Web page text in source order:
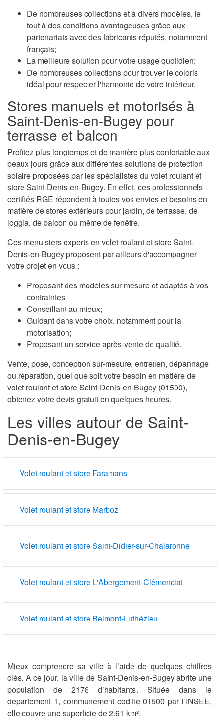
De nombreuses collections et à divers modèles, le
tout à des conditions avantageuses grâce aux
partenariats avec des fabricants réputés, notamment
français;
La meilleure solution pour votre usage quotidien;
De nombreuses collections pour trouver le coloris
idéal pour respecter l'harmonie de votre intérieur.
Stores manuels et motorisés à
Saint-Denis-en-Bugey pour
terrasse et balcon
Profitez plus longtemps et de manière plus confortable aux
beaux jours grâce aux différentes solutions de protection
solaire proposées par les spécialistes du volet roulant et
store Saint-Denis-en-Bugey. En effet, ces professionnels
certifiés RGE répondent à toutes vos envies et besoins en
matière de stores extérieurs pour jardin, de terrasse, de
loggia, de balcon ou même de fenêtre.
Ces menuisiers experts en volet roulant et store Saint-
Denis-en-Bugey proposent par ailleurs d'accompagner
votre projet en vous :
Proposant des modèles sur-mesure et adaptés à vos
contraintes;
Conseillant au mieux;
Guidant dans votre choix, notamment pour la
motorisation;
Proposant un service après-vente de qualité.
Vente, pose, conception sur-mesure, entretien, dépannage
ou réparation, quel que soit votre besoin en matière de
volet roulant et store Saint-Denis-en-Bugey (01500),
obtenez votre devis gratuit en quelques heures.
Les villes autour de Saint-
Denis-en-Bugey
Volet roulant et store Faramans
Volet roulant et store Marboz
Volet roulant et store Saint-Didier-sur-Chalaronne
Volet roulant et store L'Abergement-Clémenciat
Volet roulant et store Belmont-Luthézieu
Mieux comprendre sa ville à l’aide de quelques chiffres
clés. A ce jour, la ville de Saint-Denis-en-Bugey abrite une
population de 2178 d’habitants. Située dans le
département 1, communément codifié 01500 par l’INSEE,
elle couvre une superficie de 2.61 km².